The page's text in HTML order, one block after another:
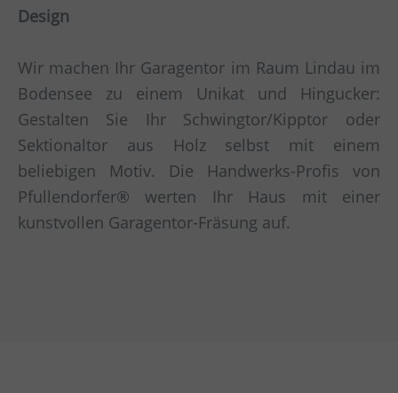
Design
Wir machen Ihr Garagentor im Raum Lindau im
Bodensee zu einem Unikat und Hingucker:
Gestalten Sie Ihr Schwingtor/Kipptor oder
Sektionaltor aus Holz selbst mit einem
beliebigen Motiv. Die Handwerks-Profis von
Pfullendorfer® werten Ihr Haus mit einer
kunstvollen Garagentor-Fräsung auf.